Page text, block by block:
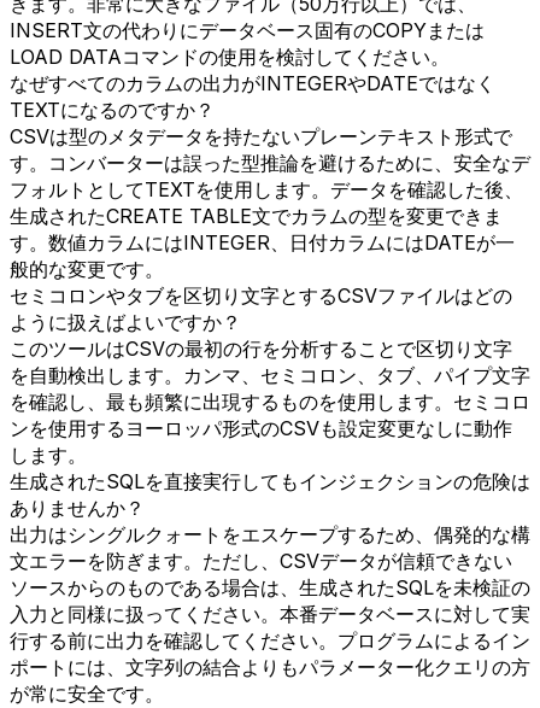
INSERT文の代わりにデータベース固有のCOPYまたは
LOAD DATAコマンドの使用を検討してください。
なぜすべてのカラムの出力がINTEGERやDATEではなく
TEXTになるのですか？
CSVは型のメタデータを持たないプレーンテキスト形式で
す。コンバーターは誤った型推論を避けるために、安全なデ
フォルトとしてTEXTを使用します。データを確認した後、
生成されたCREATE TABLE文でカラムの型を変更できま
す。数値カラムにはINTEGER、日付カラムにはDATEが一
般的な変更です。
セミコロンやタブを区切り文字とするCSVファイルはどの
ように扱えばよいですか？
このツールはCSVの最初の行を分析することで区切り文字
を自動検出します。カンマ、セミコロン、タブ、パイプ文字
を確認し、最も頻繁に出現するものを使用します。セミコロ
ンを使用するヨーロッパ形式のCSVも設定変更なしに動作
します。
生成されたSQLを直接実行してもインジェクションの危険は
ありませんか？
出力はシングルクォートをエスケープするため、偶発的な構
文エラーを防ぎます。ただし、CSVデータが信頼できない
ソースからのものである場合は、生成されたSQLを未検証の
入力と同様に扱ってください。本番データベースに対して実
行する前に出力を確認してください。プログラムによるイン
ポートには、文字列の結合よりもパラメーター化クエリの方
が常に安全です。